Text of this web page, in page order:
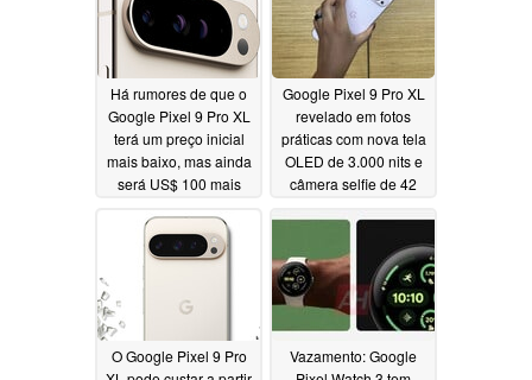
Há rumores de que o
Google Pixel 9 Pro XL
terá um preço inicial
mais baixo, mas ainda
será US$ 100 mais
Pro do ano passado
08/10/2024
Google Pixel 9 Pro XL
revelado em fotos
práticas com nova tela
OLED de 3.000 nits e
câmera selfie de 42
O Google Pixel 9 Pro
Vazamento: Google